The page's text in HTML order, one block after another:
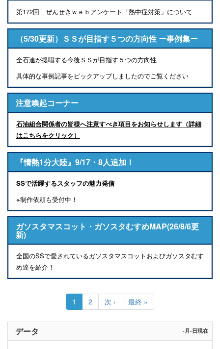
第172回 ぜんせきｗｅｂアンケート「熱中症対策」について
（5/30更新）ＳＳが目指す５つの方向性 ー事例集ー
全石連が提唱する今後ＳＳが目指す５つの方向性
具体的な事例記事をピックアップしましたのでご覧ください
注意喚起コーナー
石油組合関係者の皆様へ注意すべき項目をお知らせします（詳細
はこちらをクリック）
『情熱1分大陸』9/17・8人追加！
SSで活躍するスタッフの魅力発信
※制作依頼も受付中！
ガソスタマスコット・ガソスタむすめMAP(26/8/6更
新)
全国のSSで愛されているガソスタマスコットおよびガソスタむす
め達を紹介！
送
り
カ
レ
ン
ペ
1 Page
2
次
ペ
ー
次 ›
最
終
ペ
ジ
最終 »
データ -月-日現在